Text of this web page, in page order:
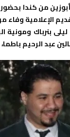
أبوزين من كندا
الإعلامية وفاء
بنرباك
عبد الرحيم باطما،